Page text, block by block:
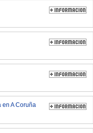
en A Coruña